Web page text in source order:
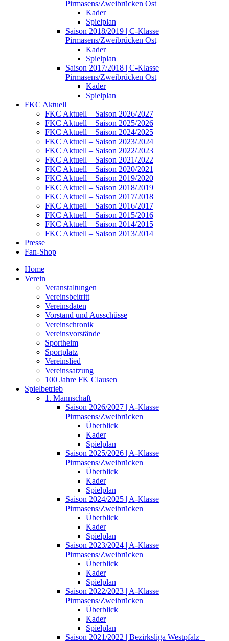
Pirmasens/Zweibrücken Ost
Kader
Spielplan
Saison 2018/2019 | C-Klasse
Pirmasens/Zweibrücken Ost
Kader
Spielplan
Saison 2017/2018 | C-Klasse
Pirmasens/Zweibrücken Ost
Kader
Spielplan
FKC Aktuell
FKC Aktuell – Saison 2026/2027
FKC Aktuell – Saison 2025/2026
FKC Aktuell – Saison 2024/2025
FKC Aktuell – Saison 2023/2024
FKC Aktuell – Saison 2022/2023
FKC Aktuell – Saison 2021/2022
FKC Aktuell – Saison 2020/2021
FKC Aktuell – Saison 2019/2020
FKC Aktuell – Saison 2018/2019
FKC Aktuell – Saison 2017/2018
FKC Aktuell – Saison 2016/2017
FKC Aktuell – Saison 2015/2016
FKC Aktuell – Saison 2014/2015
FKC Aktuell – Saison 2013/2014
Presse
Fan-Shop
Home
Verein
Veranstaltungen
Vereinsbeitritt
Vereinsdaten
Vorstand und Ausschüsse
Vereinschronik
Vereinsvorstände
Sportheim
Sportplatz
Vereinslied
Vereinssatzung
100 Jahre FK Clausen
Spielbetrieb
1. Mannschaft
Saison 2026/2027 | A-Klasse
Pirmasens/Zweibrücken
Überblick
Kader
Spielplan
Saison 2025/2026 | A-Klasse
Pirmasens/Zweibrücken
Überblick
Kader
Spielplan
Saison 2024/2025 | A-Klasse
Pirmasens/Zweibrücken
Überblick
Kader
Spielplan
Saison 2023/2024 | A-Klasse
Pirmasens/Zweibrücken
Überblick
Kader
Spielplan
Saison 2022/2023 | A-Klasse
Pirmasens/Zweibrücken
Überblick
Kader
Spielplan
Saison 2021/2022 | Bezirksliga Westpfalz –